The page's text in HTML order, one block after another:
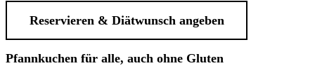
Reservieren & Diätwunsch angeben
Pfannkuchen für alle, auch ohne Gluten